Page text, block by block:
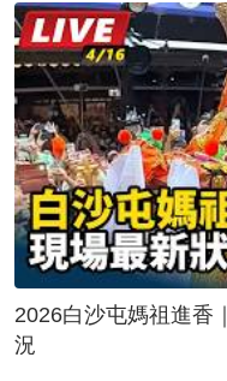
2026白沙屯媽祖進
況